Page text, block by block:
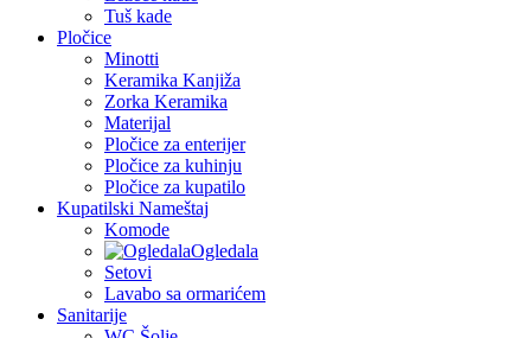
Tuš kade
Pločice
Minotti
Keramika Kanjiža
Zorka Keramika
Materijal
Pločice za enterijer
Pločice za kuhinju
Pločice za kupatilo
Kupatilski Nameštaj
Komode
Ogledala
Setovi
Lavabo sa ormarićem
Sanitarije